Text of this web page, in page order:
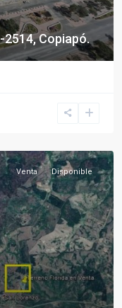
2514, Copiapó.
Venta Disponible